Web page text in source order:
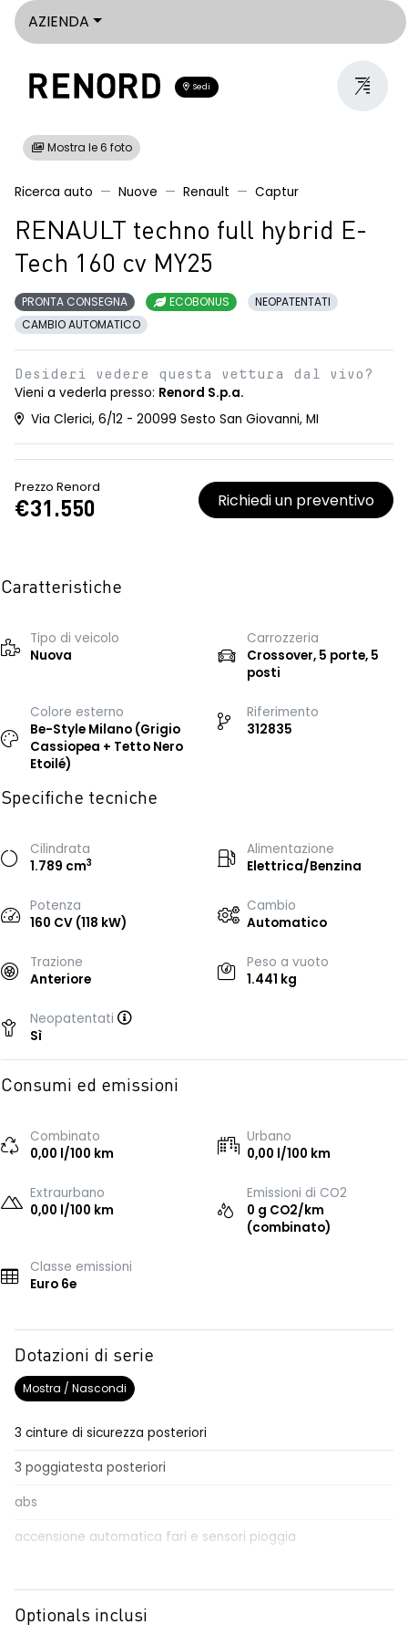
AZIENDA
Sedi
Mostra le 6 foto
Ricerca auto Nuove Renault Captur
RENAULT techno full hybrid E-
Tech 160 cv MY25
PRONTA CONSEGNA ECOBONUS
NEOPATENTATI
CAMBIO AUTOMATICO
Desideri vedere questa vettura dal vivo?
Vieni a vederla presso: Renord S.p.a.
Via Clerici, 6/12 - 20099 Sesto San Giovanni, MI
Prezzo Renord
€31.550 Richiedi un preventivo
Caratteristiche
Tipo di veicolo
Nuova
Carrozzeria
Crossover, 5 porte, 5
posti
Colore esterno
Be-Style Milano (Grigio
Cassiopea + Tetto Nero
Etoilé)
Riferimento
312835
Specifiche tecniche
Cilindrata
1.789 cm3
Alimentazione
Elettrica/Benzina
Potenza
160 CV (118 kW)
Cambio
Automatico
Trazione
Anteriore
Peso a vuoto
1.441 kg
Neopatentati
Sì
Consumi ed emissioni
Combinato
0,00 l/100 km
Urbano
0,00 l/100 km
Extraurbano
0,00 l/100 km
Emissioni di CO2
0 g CO2/km
(combinato)
Classe emissioni
Euro 6e
Dotazioni di serie
Mostra / Nascondi
3 cinture di sicurezza posteriori
3 poggiatesta posteriori
abs
accensione automatica fari e sensori pioggia
Aggiornamento del sistema, incluso per 5 anni
Optionals inclusi